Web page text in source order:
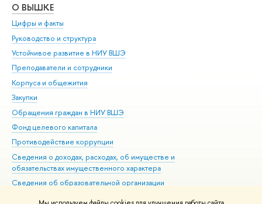
О ВЫШКЕ
Цифры и факты
Руководство и структура
Устойчивое развитие в НИУ ВШЭ
Преподаватели и сотрудники
Корпуса и общежития
Закупки
Обращения граждан в НИУ ВШЭ
Фонд целевого капитала
Противодействие коррупции
Сведения о доходах, расходах, об имуществе и
обязательствах имущественного характера
Сведения об образовательной организации
Людям с ограниченными возможностями здоровья